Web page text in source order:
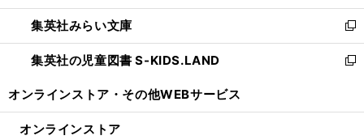
開
く
ウ
で
開
く
ン
ド
ウ
で
ウ
ィ
ン
ド
開
集英社みらい文庫
新
し
い
ン
集英社の児童図書 S-KIDS.LAND
新
ウ
オンラインストア・ その他WEBサービス
オンラインストア